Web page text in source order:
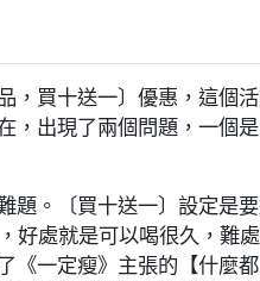
買十送一〕優惠，這個
，出現了兩個問題，一個
。〔買十送一〕設定是
好處就是可以喝很久，難處
《一定瘦》主張的【什麼都